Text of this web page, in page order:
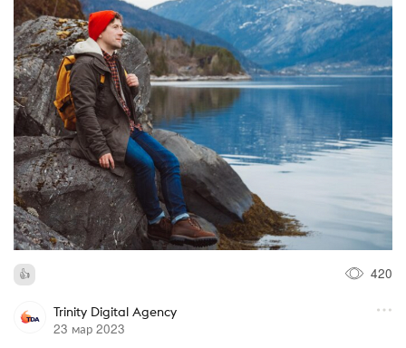
420
Trinity Digital Agency
23 мар 2023